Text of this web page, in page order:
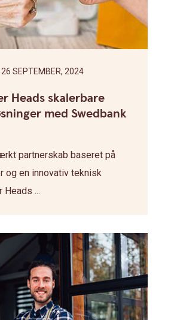
SEPTEMBER, 2024
Heads skalerbare
med Swedbank
partnerskab baseret på
en innovativ teknisk
Heads ...